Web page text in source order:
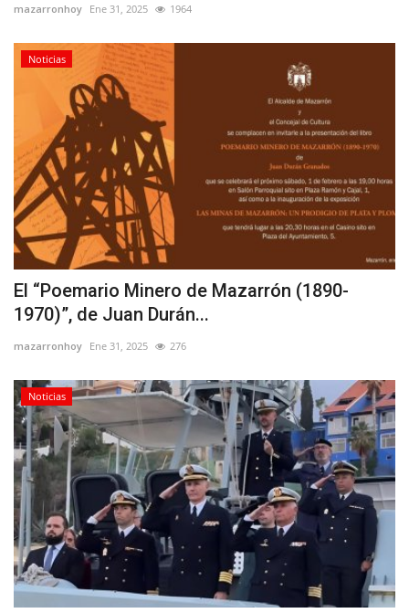
mazarronhoy Ene 31, 2025 1964
Noticias
El “Poemario Minero de Mazarrón (1890-
1970)”, de Juan Durán...
mazarronhoy Ene 31, 2025 276
Noticias